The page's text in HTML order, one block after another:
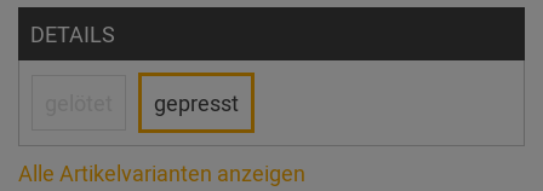
DETAILS
gepresst
Alle Artikelvarianten anzeigen